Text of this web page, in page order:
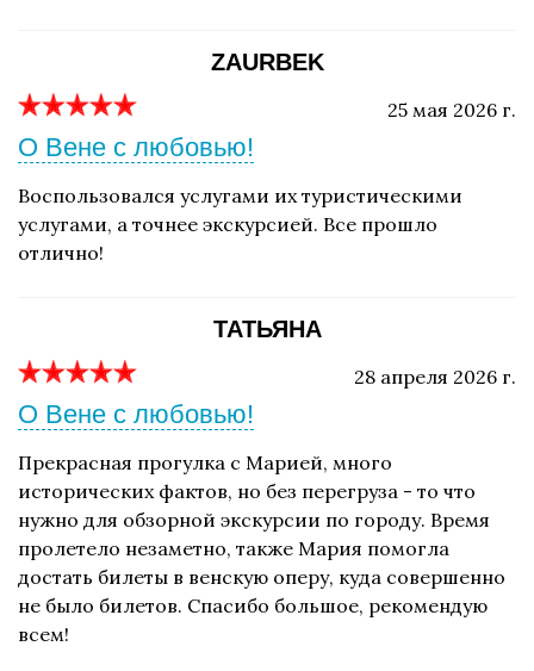
ZAURBEK
25 мая 2026 г.
О Вене с любовью!
Воспользовался услугами их туристическими
услугами, а точнее экскурсией. Все прошло
отлично!
ТАТЬЯНА
28 апреля 2026 г.
О Вене с любовью!
Прекрасная прогулка с Марией, много
исторических фактов, но без перегруза - то что
нужно для обзорной экскурсии по городу. Время
пролетело незаметно, также Мария помогла
достать билеты в венскую оперу, куда совершенно
не было билетов. Спасибо большое, рекомендую
всем!